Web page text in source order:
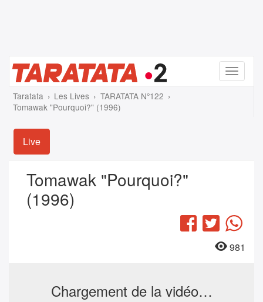
Menu
Taratata Les Lives
TARATATA N°122
Tomawak "Pourquoi?" (1996)
Live
Tomawak "Pourquoi?"
(1996)
Facebook
Twitter
981
Chargement de la vidéo…